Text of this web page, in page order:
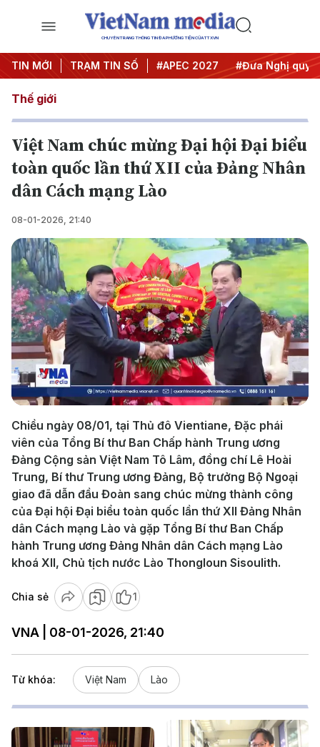
CHUYÊN TRANG THÔNG TIN ĐA PHƯƠNG TIỆN CỦA TTXVN
TIN MỚI TRẠM TIN SỐ
#Hội nghị Trung ương 3 #APEC 2027 #Đưa Nghị quyết
Thế giới
Việt Nam chúc mừng Đại hội Đại biểu
toàn quốc lần thứ XII của Đảng Nhân
dân Cách mạng Lào
08-01-2026, 21:40
Play
Video
Chiều ngày 08/01, tại Thủ đô Vientiane, Đặc phái
viên của Tổng Bí thư Ban Chấp hành Trung ương
Đảng Cộng sản Việt Nam Tô Lâm, đồng chí Lê Hoài
Trung, Bí thư Trung ương Đảng, Bộ trưởng Bộ Ngoại
giao đã dẫn đầu Đoàn sang chúc mừng thành công
của Đại hội Đại biểu toàn quốc lần thứ XII Đảng Nhân
dân Cách mạng Lào và gặp Tổng Bí thư Ban Chấp
hành Trung ương Đảng Nhân dân Cách mạng Lào
khoá XII, Chủ tịch nước Lào Thongloun Sisoulith.
Chia sẻ 1
VNA | 08-01-2026, 21:40
Từ khóa: Việt Nam Lào